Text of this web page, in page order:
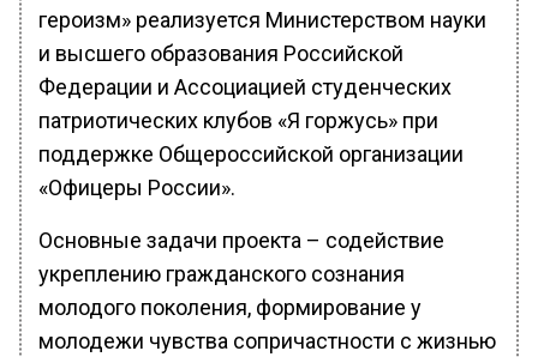
героизм» реализуется Министерством науки
и высшего образования Российской
Федерации и Ассоциацией студенческих
патриотических клубов «Я горжусь» при
поддержке Общероссийской организации
«Офицеры России».
Основные задачи проекта – содействие
укреплению гражданского сознания
молодого поколения, формирование у
молодежи чувства сопричастности с жизнью